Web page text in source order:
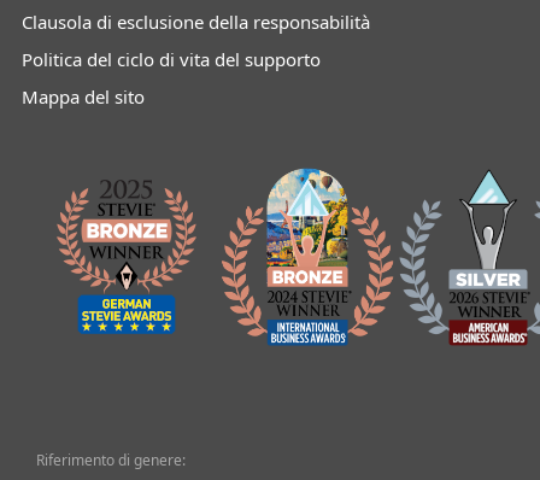
Clausola di esclusione della responsabilità
Politica del ciclo di vita del supporto
Mappa del sito
Riferimento di genere: